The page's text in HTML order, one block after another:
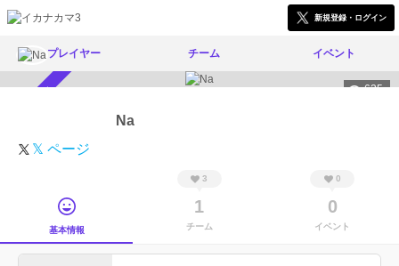
新規登録・ログイン
プレイヤー チーム イベント
625
Na
𝕏 ページ
基本情報
3
1
チーム
0
0
イベント